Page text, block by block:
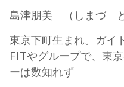
島津朋美 （しまづ と
東京下町生まれ。ガイ
FITやグループで、東
ーは数知れず